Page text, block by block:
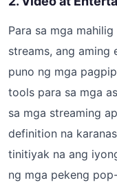
Para sa mga
streams, ang
puno ng mga
tools para sa mga
sa mga streaming
definition na
tinitiyak na ang
ng mga pekeng